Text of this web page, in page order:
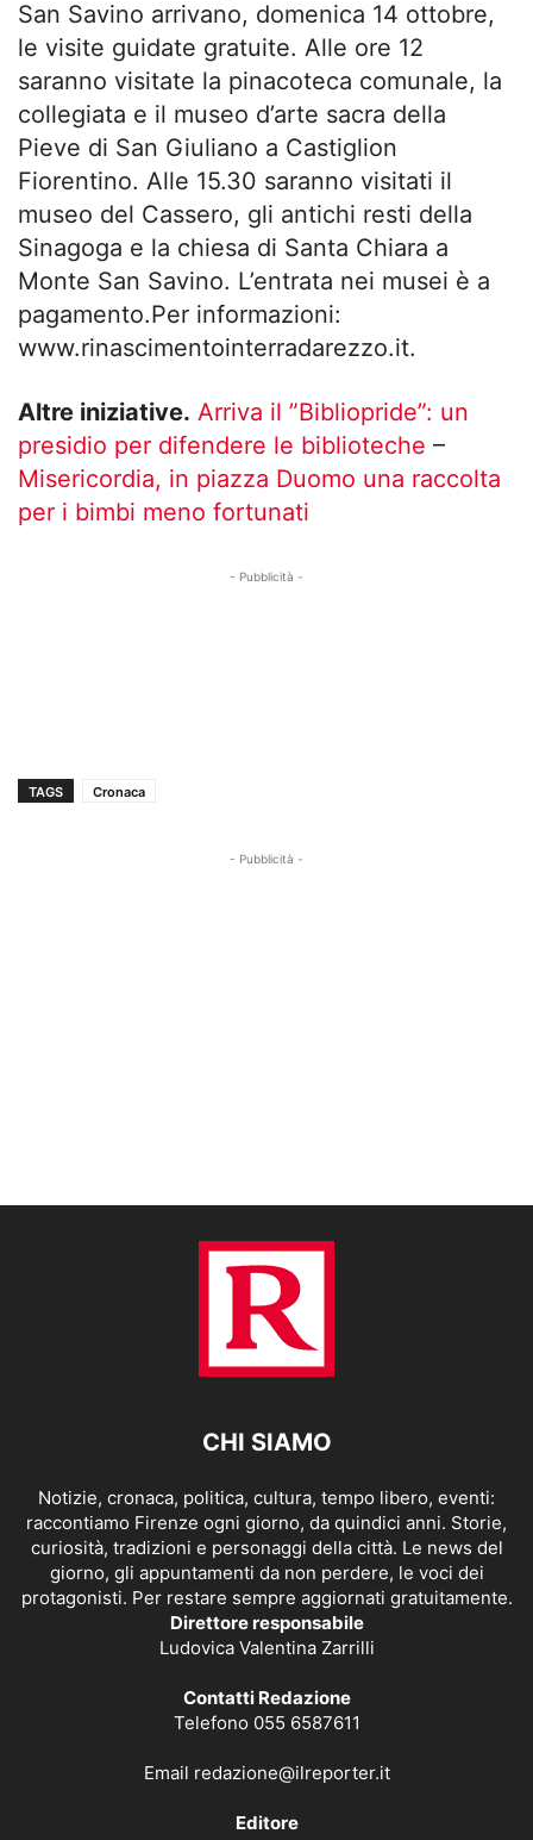
San Savino arrivano, domenica 14 ottobre,
le visite guidate gratuite. Alle ore 12
saranno visitate la pinacoteca comunale, la
collegiata e il museo d’arte sacra della
Pieve di San Giuliano a Castiglion
Fiorentino. Alle 15.30 saranno visitati il
museo del Cassero, gli antichi resti della
Sinagoga e la chiesa di Santa Chiara a
Monte San Savino. L’entrata nei musei è a
pagamento.Per informazioni:
www.rinascimentointerradarezzo.it.
Altre iniziative. Arriva il ”Bibliopride”: un
presidio per difendere le biblioteche –
Misericordia, in piazza Duomo una raccolta
per i bimbi meno fortunati
- Pubblicità -
TAGS Cronaca
- Pubblicità -
CHI SIAMO
Notizie, cronaca, politica, cultura, tempo libero, eventi:
raccontiamo Firenze ogni giorno, da quindici anni. Storie,
curiosità, tradizioni e personaggi della città. Le news del
giorno, gli appuntamenti da non perdere, le voci dei
protagonisti. Per restare sempre aggiornati gratuitamente.
Direttore responsabile
Ludovica Valentina Zarrilli
Contatti Redazione
Telefono 055 6587611
Email redazione@ilreporter.it
Editore